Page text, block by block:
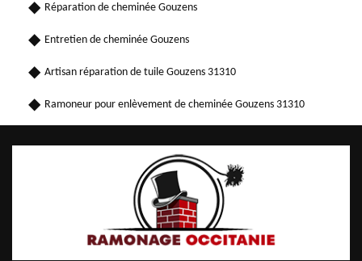
Réparation de cheminée Gouzens
Entretien de cheminée Gouzens
Artisan réparation de tuile Gouzens 31310
Ramoneur pour enlèvement de cheminée Gouzens 31310